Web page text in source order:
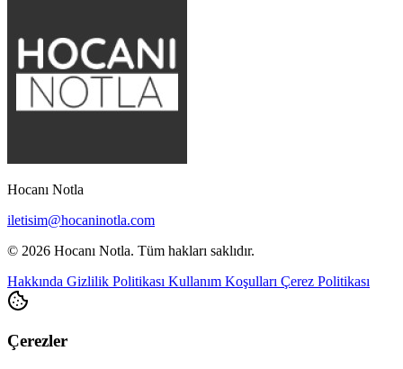
Hocanı Notla
iletisim@hocaninotla.com
© 2026 Hocanı Notla. Tüm hakları saklıdır.
Hakkında Gizlilik Politikası Kullanım Koşulları Çerez Politikası
Çerezler